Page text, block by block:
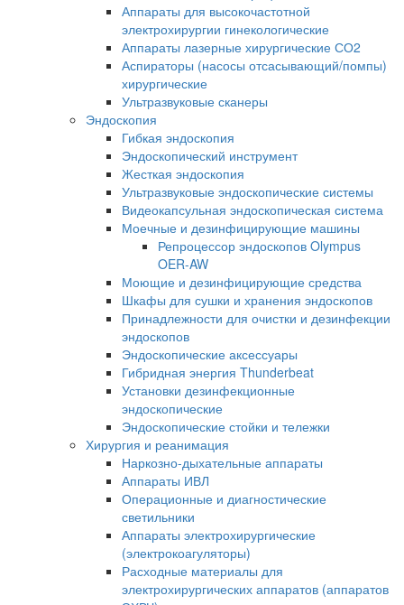
Аппараты для высокочастотной
электрохирургии гинекологические
Аппараты лазерные хирургические СО2
Аспираторы (насосы отсасывающий/помпы)
хирургические
Ультразвуковые сканеры
Эндоскопия
Гибкая эндоскопия
Эндоскопический инструмент
Жесткая эндоскопия
Ультразвуковые эндоскопические системы
Видеокапсульная эндоскопическая система
Моечные и дезинфицирующие машины
Репроцессор эндоскопов Olympus
OER-AW
Моющие и дезинфицирующие средства
Шкафы для сушки и хранения эндоскопов
Принадлежности для очистки и дезинфекции
эндоскопов
Эндоскопические аксессуары
Гибридная энергия Thunderbeat
Установки дезинфекционные
эндоскопические
Эндоскопические стойки и тележки
Хирургия и реанимация
Наркозно-дыхательные аппараты
Аппараты ИВЛ
Операционные и диагностические
светильники
Аппараты электрохирургические
(электрокоагуляторы)
Расходные материалы для
электрохирургических аппаратов (аппаратов